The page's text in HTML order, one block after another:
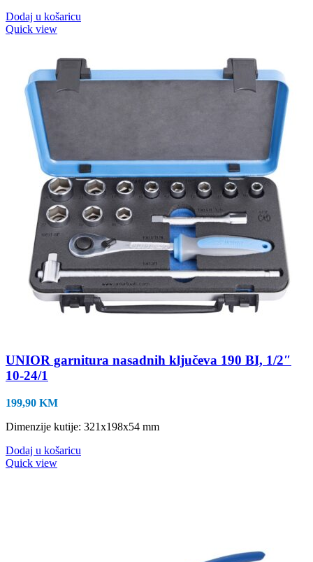
Dodaj u košaricu
Quick view
UNIOR garnitura nasadnih ključeva 190 BI, 1/2″
10-24/1
199,90 KM
Dimenzije kutije: 321x198x54 mm
Dodaj u košaricu
Quick view